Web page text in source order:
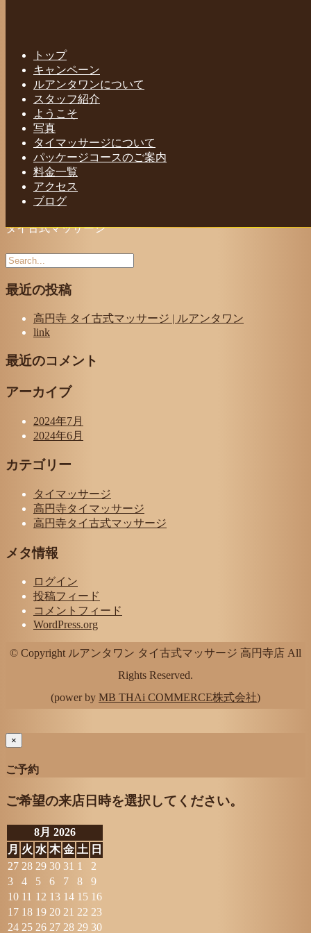
Toggle navigation
トップ
キャンペーン
ルアンタワンについて
スタッフ紹介
ようこそ
写真
タイマッサージについて
パッケージコースのご案内
料金一覧
アクセス
ブログ
タイ古式マッサージ
最近の投稿
高円寺 タイ古式マッサージ | ルアンタワン
link
最近のコメント
アーカイブ
2024年7月
2024年6月
カテゴリー
タイマッサージ
高円寺タイマッサージ
高円寺タイ古式マッサージ
メタ情報
ログイン
投稿フィード
コメントフィード
WordPress.org
© Copyright ルアンタワン タイ古式マッサージ 高円寺店 All
Rights Reserved.
(power by MB THAi COMMERCE株式会社)
×
ご予約
ご希望の来店日時を選択してください。
8月 2026
月 火 水 木 金 土 日
27 28 29 30 31 1
2
3
4 5 6 7 8
9
10 11 12 13 14 15 16
17 18 19 20 21 22 23
24 25 26 27 28 29 30